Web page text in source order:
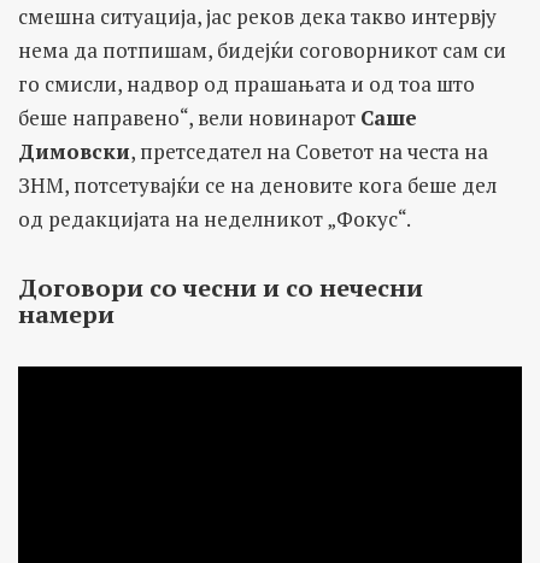
смешна ситуација, јас реков дека такво интервју
нема да потпишам, бидејќи соговорникот сам си
го смисли, надвор од прашањата и од тоа што
беше направено“, вели новинарот Саше
Димoвски, претседател на Советот на честа на
ЗНМ, потсетувајќи се на деновите кога беше дел
од редакцијата на неделникот „Фокус“.
Договори со чесни и со нечесни
намери